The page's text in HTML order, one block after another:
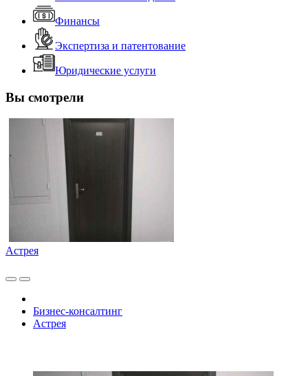
Финансы
Экспертиза и патентование
Юридические услуги
Вы смотрели
Астрея
Бизнес-консалтинг
Астрея